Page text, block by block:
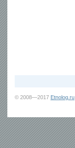
© 2008—2017 Etnolog.ru